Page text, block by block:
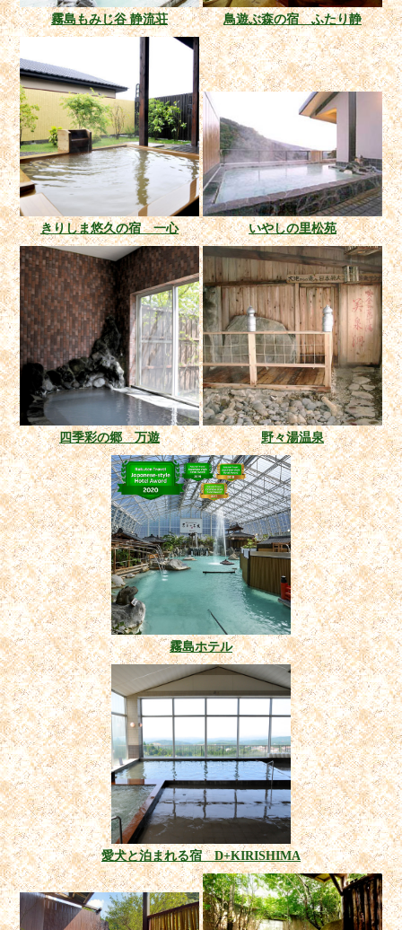
霧島もみじ谷 静流荘 鳥遊ぶ森の宿 ふたり静
きりしま悠久の宿 一心 いやしの里松苑
四季彩の郷 万遊 野々湯温泉
霧島ホテル
愛犬と泊まれる宿 D+KIRISHIMA